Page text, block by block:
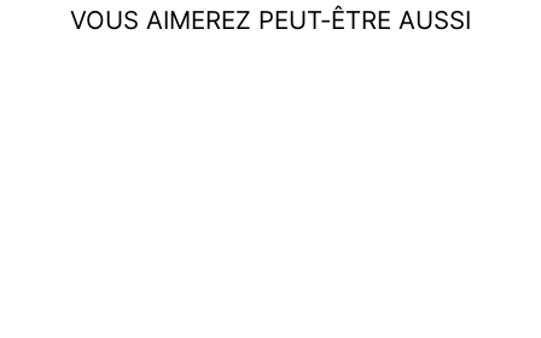
VOUS AIMEREZ PEUT-ÊTRE AUSSI